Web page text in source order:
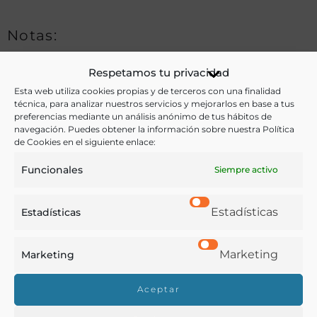
Respetamos tu privacidad
Esta web utiliza cookies propias y de terceros con una finalidad
técnica, para analizar nuestros servicios y mejorarlos en base a tus
preferencias mediante un análisis anónimo de tus hábitos de
navegación. Puedes obtener la información sobre nuestra Política
de Cookies en el siguiente enlace:
Funcionales Siempre activo
Estadísticas Estadísticas
Marketing Marketing
Aceptar
Notas:
Ver más libros de estas materias:
Aceites ,Agricultura